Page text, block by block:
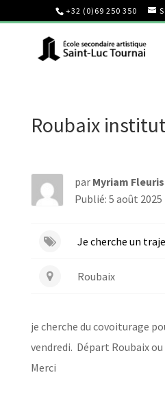
+32 (0)69 250 350
Roubaix
par Myriam
Publié: 5 août
Je cherche un
Roubaix
je cherche du covoiturage
vendredi. Départ Roubaix
Merci